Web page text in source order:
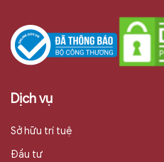
Dịch vụ
Sở hữu trí tuệ
Đầu tư